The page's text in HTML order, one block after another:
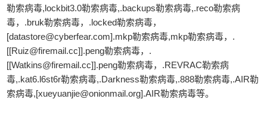
勒索病毒,lockbit3.0勒索病毒,.backups勒索病毒,.reco勒索病
毒，.bruk勒索病毒，.locked勒索病毒，
[datastore@cyberfear.com].mkp勒索病毒,mkp勒索病毒，.
[[Ruiz@firemail.cc]].peng勒索病毒，.
[[Watkins@firemail.cc]].peng勒索病毒，.REVRAC勒索病
毒,.kat6.l6st6r勒索病毒,.Darkness勒索病毒,.888勒索病毒,.AIR勒
索病毒,[xueyuanjie@onionmail.org].AIR勒索病毒等。